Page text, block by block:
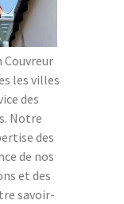
les villes
des
Notre
des
de nos
et des
savoir-